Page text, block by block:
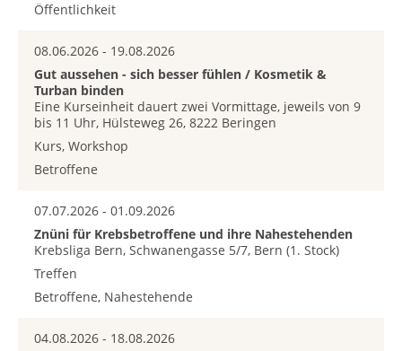
Öffentlichkeit
08.06.2026 - 19.08.2026
Gut aussehen - sich besser fühlen / Kosmetik &
Turban binden
Eine Kurseinheit dauert zwei Vormittage, jeweils von 9
bis 11 Uhr, Hülsteweg 26, 8222 Beringen
Kurs, Workshop
Betroffene
07.07.2026 - 01.09.2026
Znüni für Krebsbetroffene und ihre Nahestehenden
Krebsliga Bern, Schwanengasse 5/7, Bern (1. Stock)
Treffen
Betroffene, Nahestehende
04.08.2026 - 18.08.2026